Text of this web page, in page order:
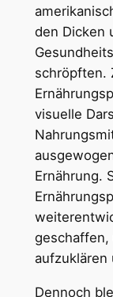
den Dicken
schröpften.
visuelle
Ernährung.
geschaffen,
aufzuklären
Dennoch